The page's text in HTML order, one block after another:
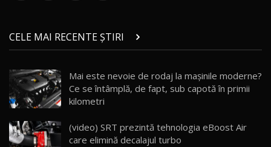
chinez care face lumea să se întoarcă după el
/ AutoBlog.MD
17:27
15 14:37
16
AutoBlogMD
13:10
CELE MAI RECENTE ȘTIRI
Mai este nevoie de rodaj la mașinile moderne?
Ce se întâmplă, de fapt, sub capotă în primii
kilometri
(video) SRT prezintă tehnologia eBoost Air
care elimină decalajul turbo